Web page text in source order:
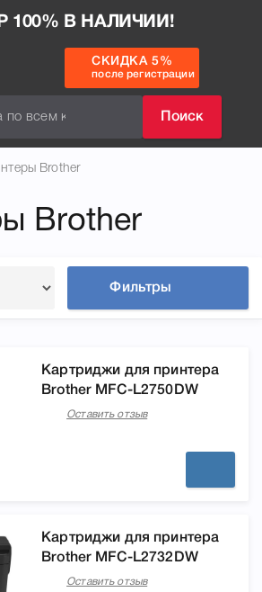
100% В НАЛИЧИИ!
Поиск
СКИДКА 5%
после регистрации
Brother
Brother
Фильтры
Картриджи для принтера
Brother MFC-L2750DW
Оставить отзыв
Картриджи для принтера
Brother MFC-L2732DW
Оставить отзыв